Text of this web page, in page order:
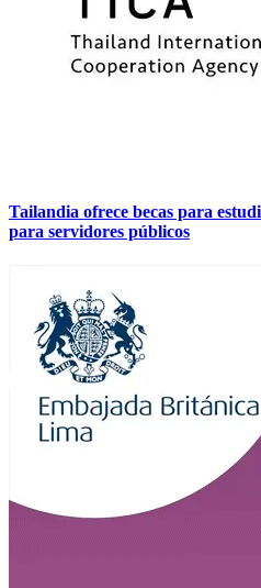
Tailandia ofrece becas para
para servidores públicos